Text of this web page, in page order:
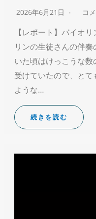
2026年6月21日 コ
【レポート】バイオ
リンの生徒さんの伴
いた頃はけっこうな
受けていたので、と
ような…
続きを読む